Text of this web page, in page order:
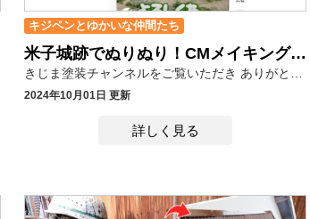
これまでのCMは、社長が着ぐるみキジ
米子城跡でぬりぬり！CMメイキング #ショート
2024年10月01日 更新
詳しく見る
キジペンとゆかいな仲間たち